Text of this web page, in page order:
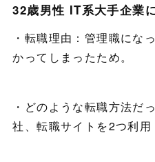
32歳男性 IT系大手企業
・転職理由：管理職にな
かってしまったため。
・どのような転職方法だ
社、転職サイトを2つ利用